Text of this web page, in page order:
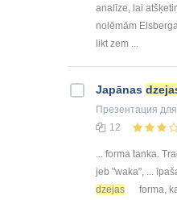
analīze, lai
nolēmām Elsberga
likt zem ...
Japānas
Презентация
12
... forma tanka.
jeb "waka", ...
dzejas
forma,